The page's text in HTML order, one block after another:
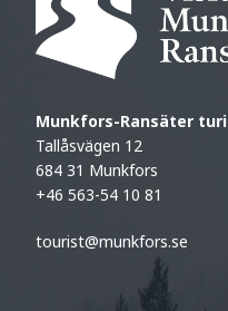
Munkfors-Ransäter
Tallåsvägen 12
684 31 Munkfors
+46 563-54 10 81
tourist@munkfors.se